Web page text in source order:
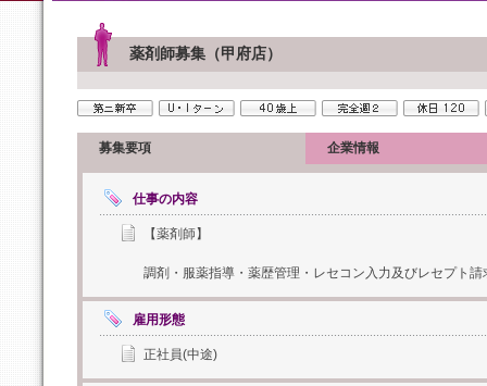
薬剤師募集（甲府店）
募集要項 企業情報
仕事の内容
【薬剤師】
調剤・服薬指導・薬歴管理・レセコン入力及びレセプト請
雇用形態
正社員(中途)